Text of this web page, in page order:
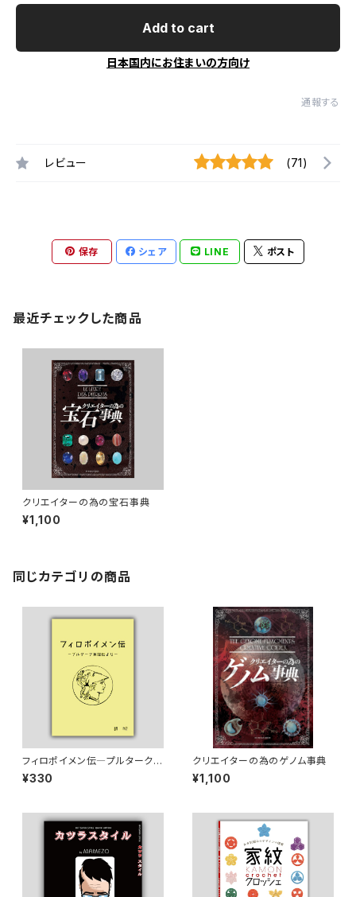
Add to cart
日本国内にお住まいの方向け
通報する
レビュー (71)
保存 シェア LINE ポスト
最近チェックした商品
クリエイターの為の宝石事典
¥1,100
同じカテゴリの商品
フィロポイメン伝―プルターク英
雄伝より―
¥330
クリエイターの為のゲノム事典
¥1,100